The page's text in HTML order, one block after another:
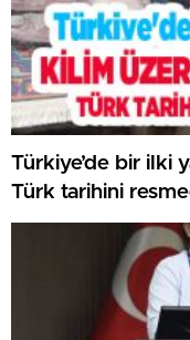
Türkiye’de bir ilki
Türk tarihini